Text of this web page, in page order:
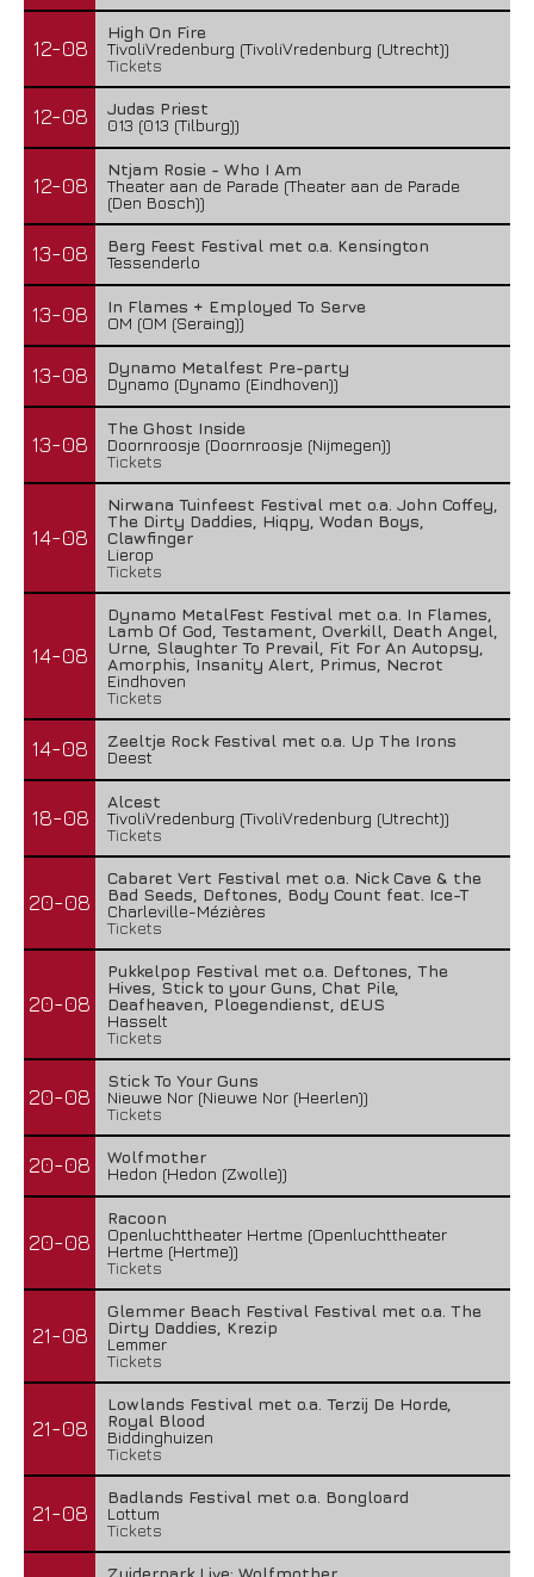
12-08
High On Fire
TivoliVredenburg (TivoliVredenburg (Utrecht))
Tickets
12-08
Judas Priest
013 (013 (Tilburg))
12-08
Ntjam Rosie - Who I Am
Theater aan de Parade (Theater aan de Parade
(Den Bosch))
13-08
Berg Feest Festival met o.a. Kensington
Tessenderlo
13-08
In Flames + Employed To Serve
OM (OM (Seraing))
13-08
Dynamo Metalfest Pre-party
Dynamo (Dynamo (Eindhoven))
13-08
The Ghost Inside
Doornroosje (Doornroosje (Nijmegen))
Tickets
14-08
Nirwana Tuinfeest Festival met o.a. John Coffey,
The Dirty Daddies, Hiqpy, Wodan Boys,
Clawfinger
Lierop
Tickets
14-08
Dynamo MetalFest Festival met o.a. In Flames,
Lamb Of God, Testament, Overkill, Death Angel,
Urne, Slaughter To Prevail, Fit For An Autopsy,
Amorphis, Insanity Alert, Primus, Necrot
Eindhoven
Tickets
14-08
Zeeltje Rock Festival met o.a. Up The Irons
Deest
18-08
Alcest
TivoliVredenburg (TivoliVredenburg (Utrecht))
Tickets
20-08
Cabaret Vert Festival met o.a. Nick Cave & the
Bad Seeds, Deftones, Body Count feat. Ice-T
Charleville-Mézières
Tickets
20-08
Pukkelpop Festival met o.a. Deftones, The
Hives, Stick to your Guns, Chat Pile,
Deafheaven, Ploegendienst, dEUS
Hasselt
Tickets
20-08
Stick To Your Guns
Nieuwe Nor (Nieuwe Nor (Heerlen))
Tickets
20-08
Wolfmother
Hedon (Hedon (Zwolle))
20-08
Racoon
Openluchttheater Hertme (Openluchttheater
Hertme (Hertme))
Tickets
21-08
Glemmer Beach Festival Festival met o.a. The
Dirty Daddies, Krezip
Lemmer
Tickets
21-08
Lowlands Festival met o.a. Terzij De Horde,
Royal Blood
Biddinghuizen
Tickets
21-08
Badlands Festival met o.a. Bongloard
Lottum
Tickets
Zuiderpark Live: Wolfmother